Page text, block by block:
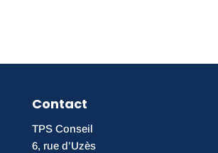
Contact
TPS Conseil
6, rue d’Uzès